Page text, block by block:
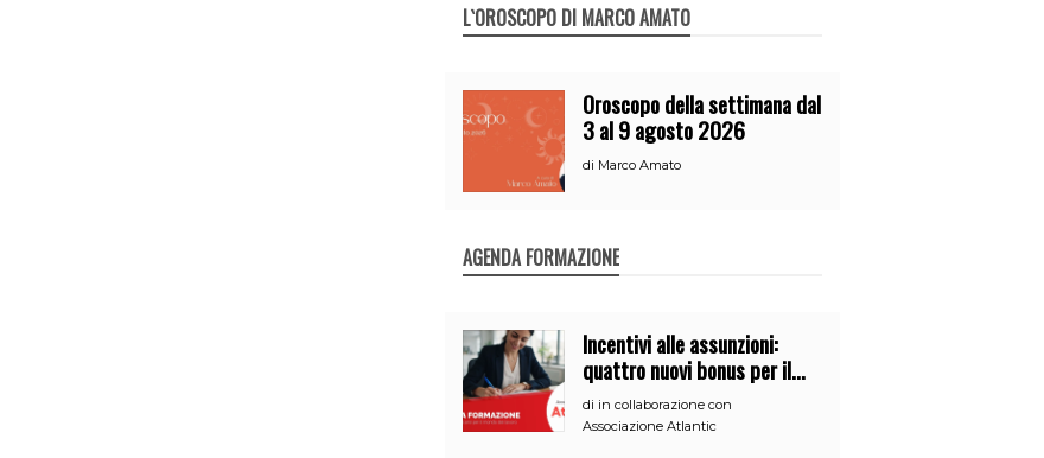
L`OROSCOPO DI MARCO AMATO
Oroscopo della settimana dal
3 al 9 agosto 2026
di Marco Amato
AGENDA FORMAZIONE
Incentivi alle assunzioni:
quattro nuovi bonus per il
2026
di in collaborazione con
Associazione Atlantic